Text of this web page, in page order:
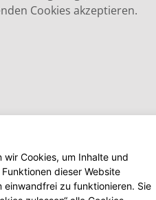
Cookies akzeptieren.
Cookies, um Inhalte und
dieser Website
zu funktionieren. Sie